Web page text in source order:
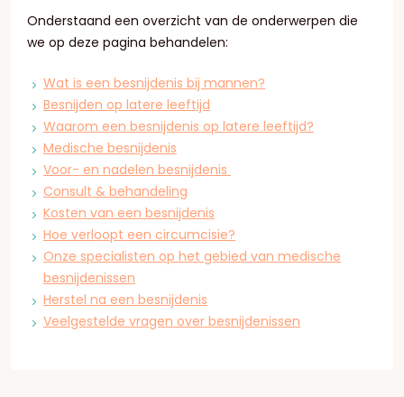
Onderstaand een overzicht van de onderwerpen die
we op deze pagina behandelen:
Wat is een besnijdenis bij mannen?
Besnijden op latere leeftijd
Waarom een besnijdenis op latere leeftijd?
Medische besnijdenis
Voor- en nadelen besnijdenis
Consult & behandeling
Kosten van een besnijdenis
Hoe verloopt een circumcisie?
Onze specialisten op het gebied van medische
besnijdenissen
Herstel na een besnijdenis
Veelgestelde vragen over besnijdenissen